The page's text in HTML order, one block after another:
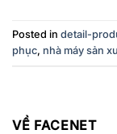
Posted in detail-
phục, nhà máy sản
VỀ FACENET